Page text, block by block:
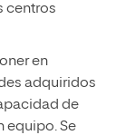
centros
en
adquiridos
de
equipo. Se